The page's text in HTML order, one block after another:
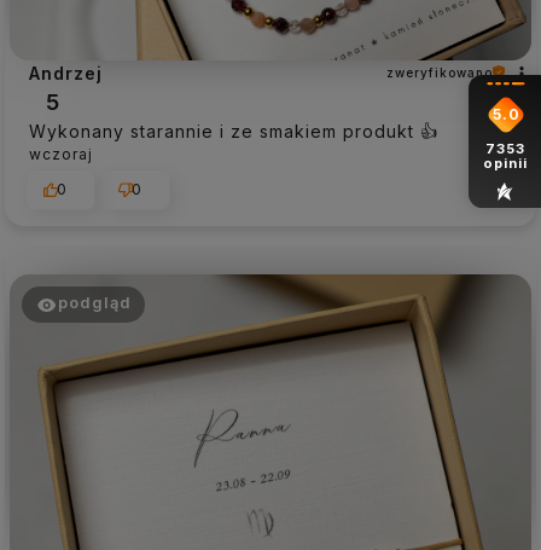
Andrzej zweryfikowano
5
Wykonany starannie i ze smakiem produkt 👍️
wczoraj
0
0
podgląd
5.0
7353
opinii